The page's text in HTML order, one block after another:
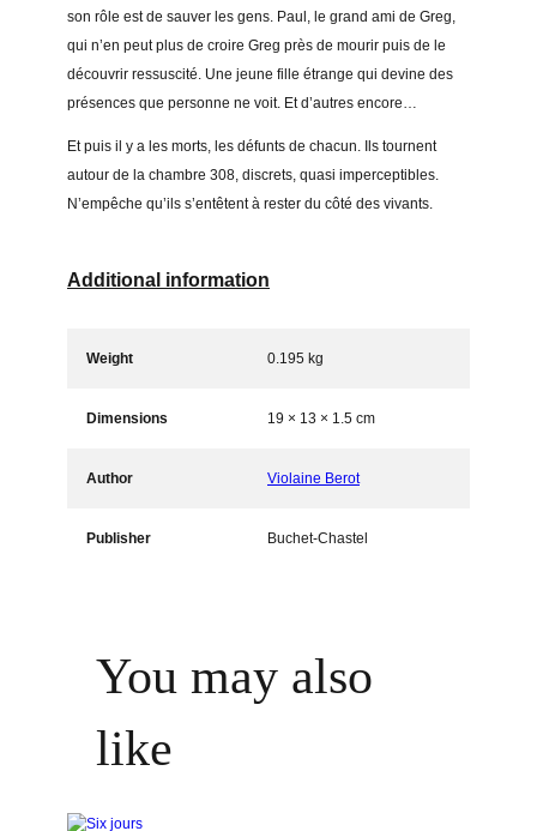
son rôle est de sauver les gens. Paul, le grand ami de Greg,
qui n’en peut plus de croire Greg près de mourir puis de le
découvrir ressuscité. Une jeune fille étrange qui devine des
présences que personne ne voit. Et d’autres encore…
Et puis il y a les morts, les défunts de chacun. Ils tournent
autour de la chambre 308, discrets, quasi imperceptibles.
N’empêche qu’ils s’entêtent à rester du côté des vivants.
Additional information
Weight 0.195 kg
Dimensions 19 × 13 × 1.5 cm
Author Violaine Berot
Publisher Buchet-Chastel
You may also
like